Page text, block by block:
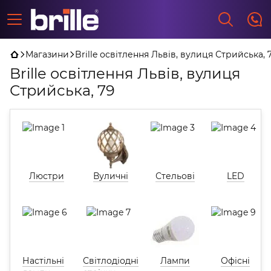
Магазини Brille освітлення Львів, вулиця Стрийська,
Brille освітлення Львів, вулиця
Стрийська, 79
Люстри Вуличні Стельові LED
Настільні
Світлодіодні
Лампи Офісні